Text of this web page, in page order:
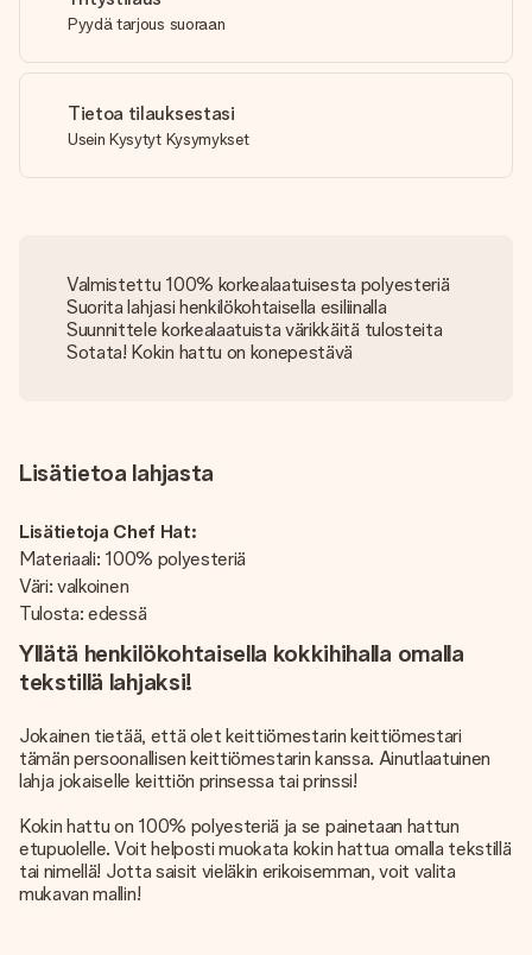
Pyydä tarjous suoraan
Tietoa tilauksestasi
Usein Kysytyt Kysymykset
Valmistettu 100% korkealaatuisesta polyesteriä
Suorita lahjasi henkilökohtaisella esiliinalla
Suunnittele korkealaatuista värikkäitä tulosteita
Sotata! Kokin hattu on konepestävä
Lisätietoa lahjasta
Lisätietoja Chef Hat:
Materiaali: 100% polyesteriä
Väri: valkoinen
Tulosta: edessä
Yllätä henkilökohtaisella kokkihihalla omalla
tekstillä lahjaksi!
Jokainen tietää, että olet keittiömestarin keittiömestari
tämän persoonallisen keittiömestarin kanssa. Ainutlaatuinen
lahja jokaiselle keittiön prinsessa tai prinssi!
Kokin hattu on 100% polyesteriä ja se painetaan hattun
etupuolelle. Voit helposti muokata kokin hattua omalla tekstillä
tai nimellä! Jotta saisit vieläkin erikoisemman, voit valita
mukavan mallin!